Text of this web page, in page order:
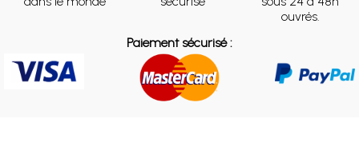
ouvrés.
Paiement sécurisé :